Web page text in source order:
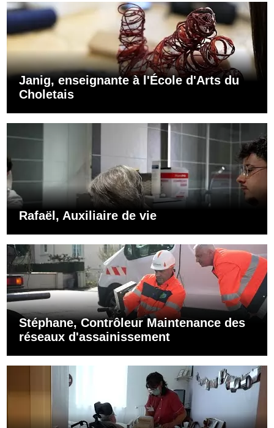
Janig, enseignante à l'École d'Arts du
Choletais
Rafaël, Auxiliaire de vie
Stéphane, Contrôleur Maintenance des
réseaux d'assainissement